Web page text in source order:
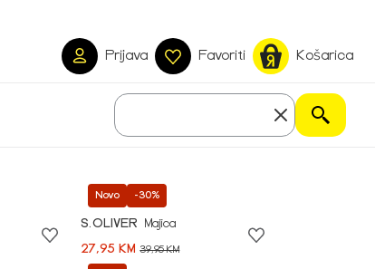
Prijava Favoriti Košarica
Novo -30%
S.OLIVER
Majica
27,95 KM39,95 KM